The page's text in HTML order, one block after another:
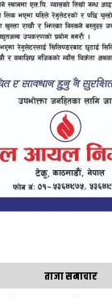
ताजा समाचार